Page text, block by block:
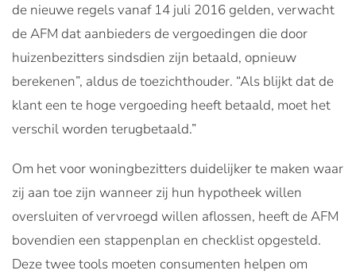
de nieuwe regels vanaf 14 juli 2016 gelden, verwacht
de AFM dat aanbieders de vergoedingen die door
huizenbezitters sindsdien zijn betaald, opnieuw
berekenen”, aldus de toezichthouder. “Als blijkt dat de
klant een te hoge vergoeding heeft betaald, moet het
verschil worden terugbetaald.”
Om het voor woningbezitters duidelijker te maken waar
zij aan toe zijn wanneer zij hun hypotheek willen
oversluiten of vervroegd willen aflossen, heeft de AFM
bovendien een stappenplan en checklist opgesteld.
Deze twee tools moeten consumenten helpen om